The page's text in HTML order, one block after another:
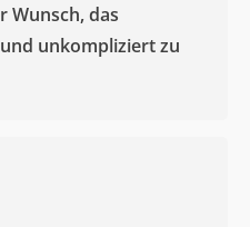
Wunsch, das
unkompliziert zu